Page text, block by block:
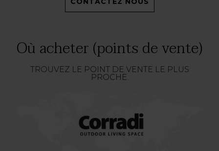
Où acheter (points de vente)
TROUVEZ LE POINT DE VENTE LE PLUS
PROCHE.